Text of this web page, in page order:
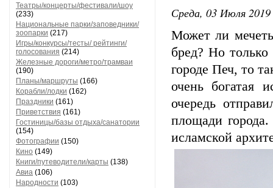
Театры/концерты/фестивали/шоу
(233)
Национальные парки/заповедники/
зоопарки (217)
Игры/конкурсы/тесты/ рейтинги/
голосования (214)
Железные дороги/метро/трамваи
(190)
Планы/маршруты (166)
Корабли/лодки (162)
Праздники (161)
Приветствия (161)
Гостиницы/базы отдыха/санатории
(154)
Фотографии (150)
Кино (149)
Книги/путеводители/карты (138)
Авиа (106)
Народности (103)
Среда, 03 Июля
Может ли
бред? Но только
городе Печ, то
очень богатая
очередь
площади
исламской